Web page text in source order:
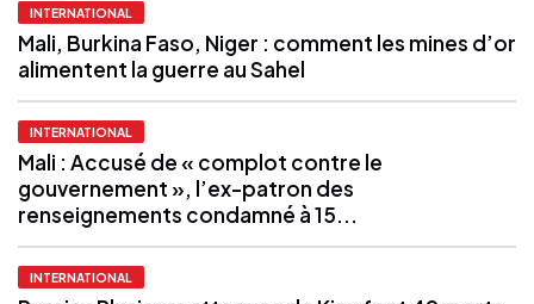
INTERNATIONAL
Mali, Burkina Faso, Niger : comment les mines d’or
alimentent la guerre au Sahel
INTERNATIONAL
Mali : Accusé de « complot contre le
gouvernement », l’ex-patron des
renseignements condamné à 15...
INTERNATIONAL